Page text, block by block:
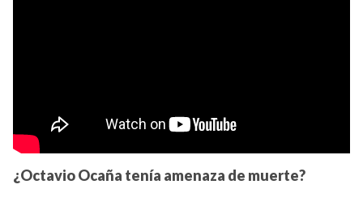
¿Octavio Ocaña tenía amenaza de muerte?